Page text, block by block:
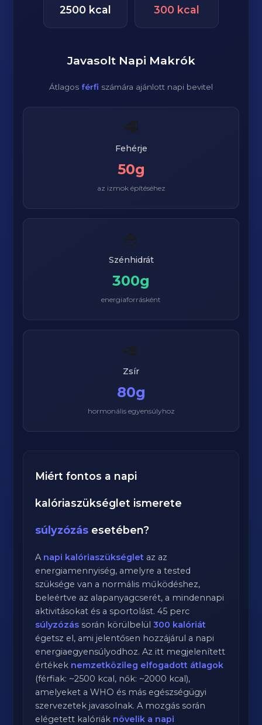
2500 kcal 300 kcal
Javasolt Napi Makrók
Átlagos férfi számára ajánlott napi bevitel
🥩
Fehérje
50g
az izmok építéséhez
🍚
Szénhidrát
300g
energiaforrásként
🥑
Zsír
80g
hormonális egyensúlyhoz
Miért fontos a napi
kalóriaszükséglet ismerete
súlyzózás esetében?
A napi kalóriaszükséglet az az
energiamennyiség, amelyre a tested
szüksége van a normális működéshez,
beleértve az alapanyagcserét, a mindennapi
aktivitásokat és a sportolást.45 perc
súlyzózás során körülbelül300 kalóriát
égetsz el, ami jelentősen hozzájárul a napi
energiaegyensúlyodhoz. Az itt megjelenített
értékek nemzetközileg elfogadott átlagok
(férfiak: ~2500 kcal, nők: ~2000 kcal),
amelyeket a WHO és más egészségügyi
szervezetek javasolnak. A mozgás során
elégetett kalóriák növelik a napi